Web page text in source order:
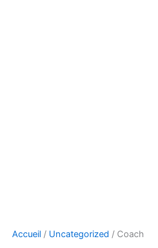
Accueil / Uncategorized / Coach